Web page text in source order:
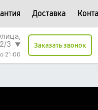
Доставка
2/3 ▼
21:00
Заказать звонок